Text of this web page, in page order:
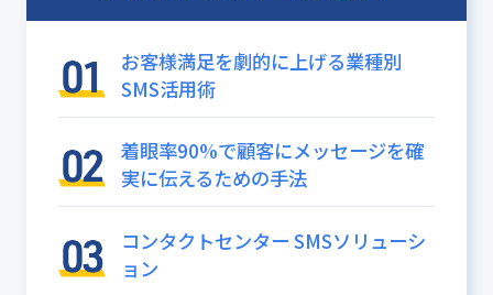
お客様満足を劇的に上げる業種別
SMS活用術
着眼率90%で顧客にメッセージを確
実に伝えるための手法
コンタクトセンター SMSソリューシ
ョン